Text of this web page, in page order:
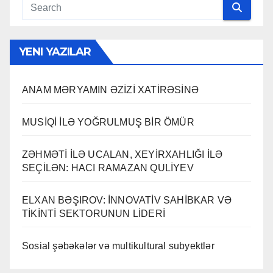
YENI YAZILAR
ANAM MƏRYAMIN ƏZİZİ XATİRƏSİNƏ
MUSİQİ İLƏ YOĞRULMUŞ BİR ÖMÜR
ZƏHMƏTİ İLƏ UCALAN, XEYİRXAHLIĞI İLƏ
SEÇİLƏN: HACI RAMAZAN QULİYEV
ELXAN BƏŞIROV: İNNOVATİV SAHİBKAR VƏ
TİKİNTİ SEKTORUNUN LİDERİ
Sosial şəbəkələr və multikultural subyektlər